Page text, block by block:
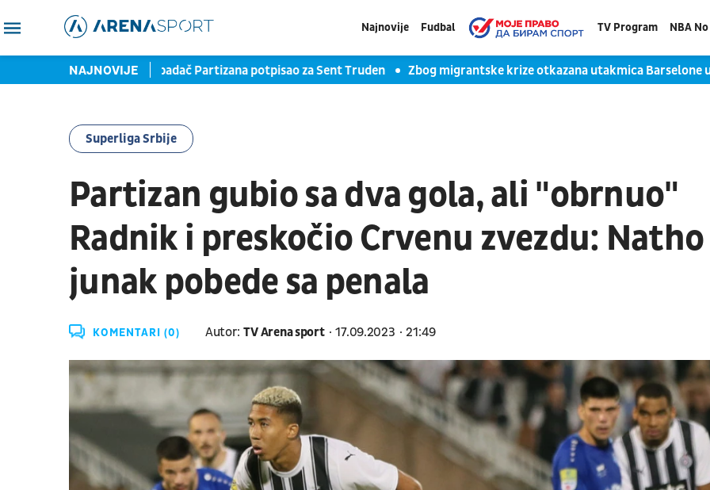
Najnovije Fudbal TV Program NBA
NAJNOVIJE
novi klub: Bivši napadač Partizana potpisao za Sent Truden Zbog migrantske krize otkazana utakmica Barselone u
Superliga Srbije
Partizan gubio sa dva gola, ali "obrnuo"
Radnik i preskočio Crvenu zvezdu: Natho
junak pobede sa penala
KOMENTARI (0) Autor: TV Arena sport 17.09.2023 21:49